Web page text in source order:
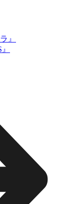
』